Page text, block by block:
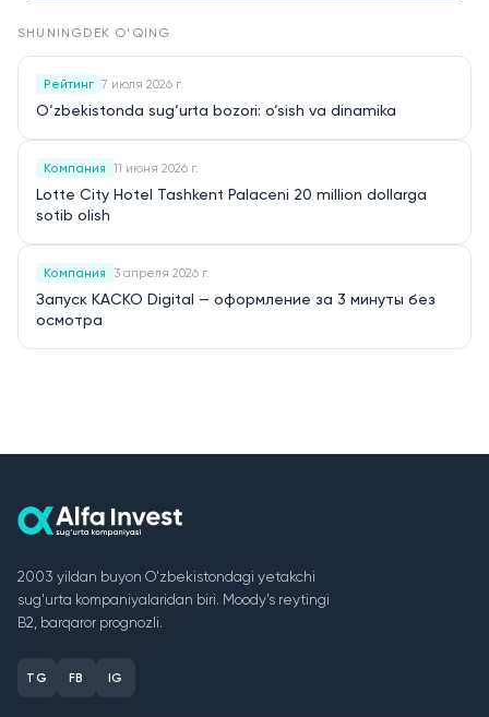
SHUNINGDEK O‘QING
Рейтинг 7 июля 2026 г.
O‘zbekistonda sug‘urta bozori: o‘sish va dinamika
Компания 11 июня 2026 г.
Lotte City Hotel Tashkent Palaceni 20 million dollarga
sotib olish
Компания 3 апреля 2026 г.
Запуск КАСКО Digital — оформление за 3 минуты без
осмотра
2003 yildan buyon O'zbekistondagi yetakchi
sug'urta kompaniyalaridan biri. Moody's reytingi
B2, barqaror prognozli.
TG FB IG